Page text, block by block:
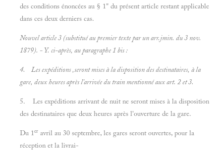
des conditions énoncées au § 1" du présent article restant applicable
dans ces deux derniers cas.
Nouvel article 3 (substitué au premier texte par un arr.jmin. du 3 nov.
1879). - Y. ci-après, au paragraphe 1 bis:
4. Les expéditions ,seront mises à la disposition des destinataires, àla
gare, deux heures après l'arrivée du train mentionné aux art. 2 et 3.
5. Les expéditions arrivant de nuit ne seront mises à la disposition
des destinataires que deux heures après l'ouverture de la gare.
Du 1er avril au 30 septembre, les gares seront ouvertes, pour la
réception et la livrai-